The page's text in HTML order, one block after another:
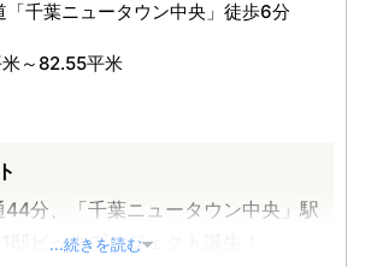
「千葉ニュータウン中央」徒歩6分
～82.55平米
44分、「千葉ニュータウン中央」駅
邸ビックプロジェクト誕生！
...続きを読む